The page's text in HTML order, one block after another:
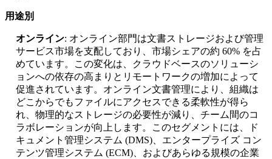
用途別
オンライン: オンライン部門は文書ストレージおよび管理
サービス市場を支配しており、市場シェアの約 60% を占
めています。この変化は、クラウドベースのソリューシ
ョンへの依存の高まりとリモートワークの増加によって
促進されています。オンライン文書管理により、組織は
どこからでもファイルにアクセスできる柔軟性が得ら
れ、物理的なストレージの必要性が減り、チーム間のコ
ラボレーションが向上します。このセグメントには、ド
キュメント管理システム (DMS)、エンタープライズ コン
テンツ管理システム (ECM)、およびあらゆる規模の企業